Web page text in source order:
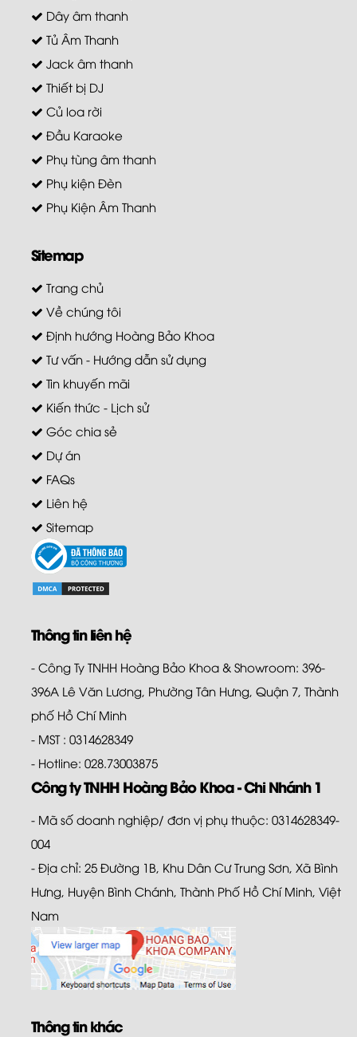
Dây âm thanh
Tủ Âm Thanh
Jack âm thanh
Thiết bị DJ
Củ loa rời
Đầu Karaoke
Phụ tùng âm thanh
Phụ kiện Đèn
Phụ Kiện Âm Thanh
Sitemap
Trang chủ
Về chúng tôi
Định hướng Hoàng Bảo Khoa
Tư vấn - Hướng dẫn sử dụng
Tin khuyến mãi
Kiến thức - Lịch sử
Góc chia sẻ
Dự án
FAQs
Liên hệ
Sitemap
Thông tin liên hệ
- Công Ty TNHH Hoàng Bảo Khoa & Showroom: 396-
396A Lê Văn Lương, Phường Tân Hưng, Quận 7, Thành
phố Hồ Chí Minh
- MST : 0314628349
- Hotline: 028.73003875
Công ty TNHH Hoàng Bảo Khoa - Chi Nhánh 1
- Mã số doanh nghiệp/ đơn vị phụ thuộc: 0314628349-
004
- Địa chỉ: 25 Đường 1B, Khu Dân Cư Trung Sơn, Xã Bình
Hưng, Huyện Bình Chánh, Thành Phố Hồ Chí Minh, Việt
Nam
Thông tin khác